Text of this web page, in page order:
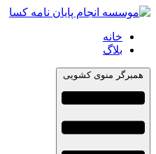
خانه
بلاگ
همبرگر منوی کشویی